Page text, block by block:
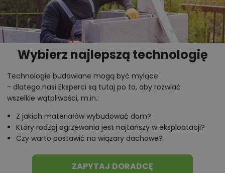
Wybierz najlepszą technologię
Technologie budowlane mogą być mylące
- dlatego nasi Eksperci są tutaj po to, aby rozwiać
wszelkie wątpliwości, m.in.:
Z jakich materiałów wybudować dom?
Który rodzaj ogrzewania jest najtańszy w eksploatacji?
Czy warto postawić na wiązary dachowe?
ZAPYTAJ DORADCĘ